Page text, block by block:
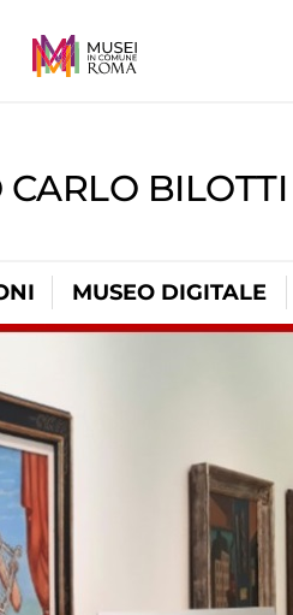
CARLO
MUSEO DIGITALE